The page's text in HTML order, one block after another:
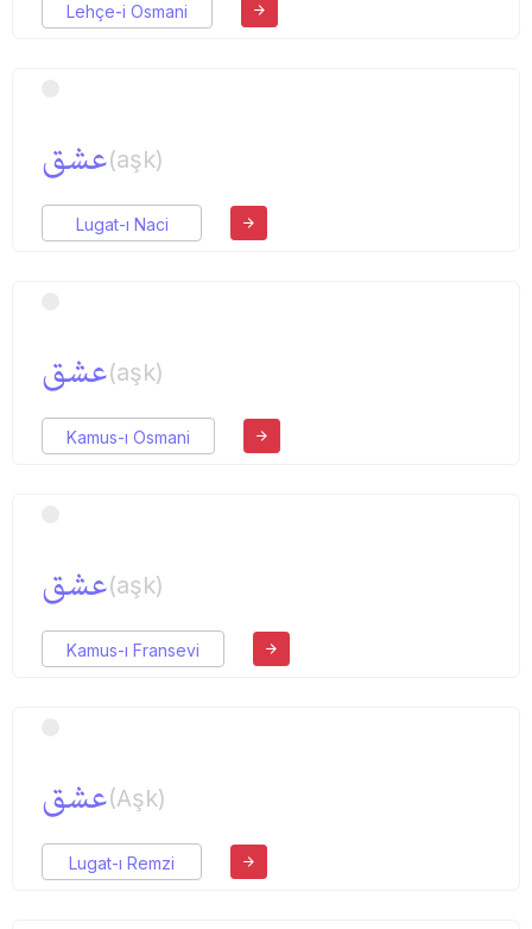
Lehçe-i Osmani
عشق(aşk)
Lugat-ı Naci
عشق(aşk)
Kamus-ı Osmani
عشق(aşk)
Kamus-ı Fransevi
عشق(Aşk)
Lugat-ı Remzi